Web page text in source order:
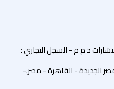
ذ م م - السجل التجاري :
الجديدة - القاهرة - مصر.-